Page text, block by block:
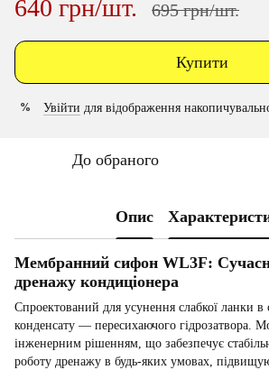
640 грн/шт. 695 грн/шт.
Купити
% Увійти для відображення
До обраного
Опис
Мембранний сифон WL3F:
дренажу кондиціонера
Спроектований для усунення слабкої ланки в
конденсату — пересихаючого гідрозатвора.
інженерним рішенням, що забезпечує
роботу дренажу в будь-яких умовах,